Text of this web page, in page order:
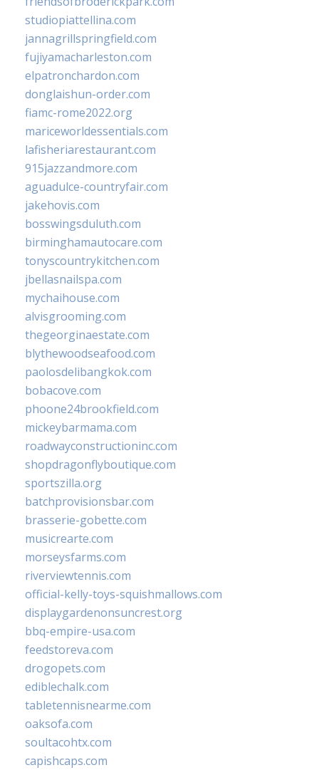
studiopiattellina.com
jannagrillspringfield.com
fujiyamacharleston.com
elpatronchardon.com
donglaishun-order.com
fiamc-rome2022.org
mariceworldessentials.com
lafisheriarestaurant.com
915jazzandmore.com
aguadulce-countryfair.com
jakehovis.com
bosswingsduluth.com
birminghamautocare.com
tonyscountrykitchen.com
jbellasnailspa.com
mychaihouse.com
alvisgrooming.com
thegeorginaestate.com
blythewoodseafood.com
paolosdelibangkok.com
bobacove.com
phoone24brookfield.com
mickeybarmama.com
roadwayconstructioninc.com
shopdragonflyboutique.com
sportszilla.org
batchprovisionsbar.com
brasserie-gobette.com
musicrearte.com
morseysfarms.com
riverviewtennis.com
official-kelly-toys-squishmallows.com
displaygardenonsuncrest.org
bbq-empire-usa.com
feedstoreva.com
drogopets.com
ediblechalk.com
tabletennisnearme.com
oaksofa.com
soultacohtx.com
capishcaps.com